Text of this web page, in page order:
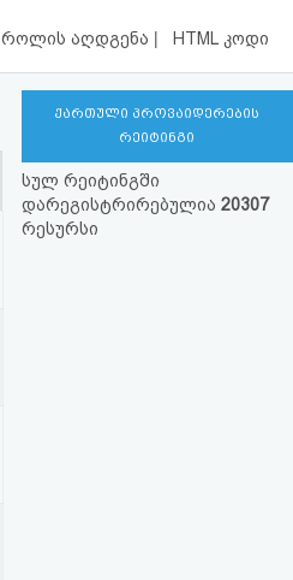
აღდგენა | HTML კოდი
ქართული პროვაიდერების
რეიტინგი
სულ რეიტინგში
დარეგისტრირებულია 20307
რესურსი